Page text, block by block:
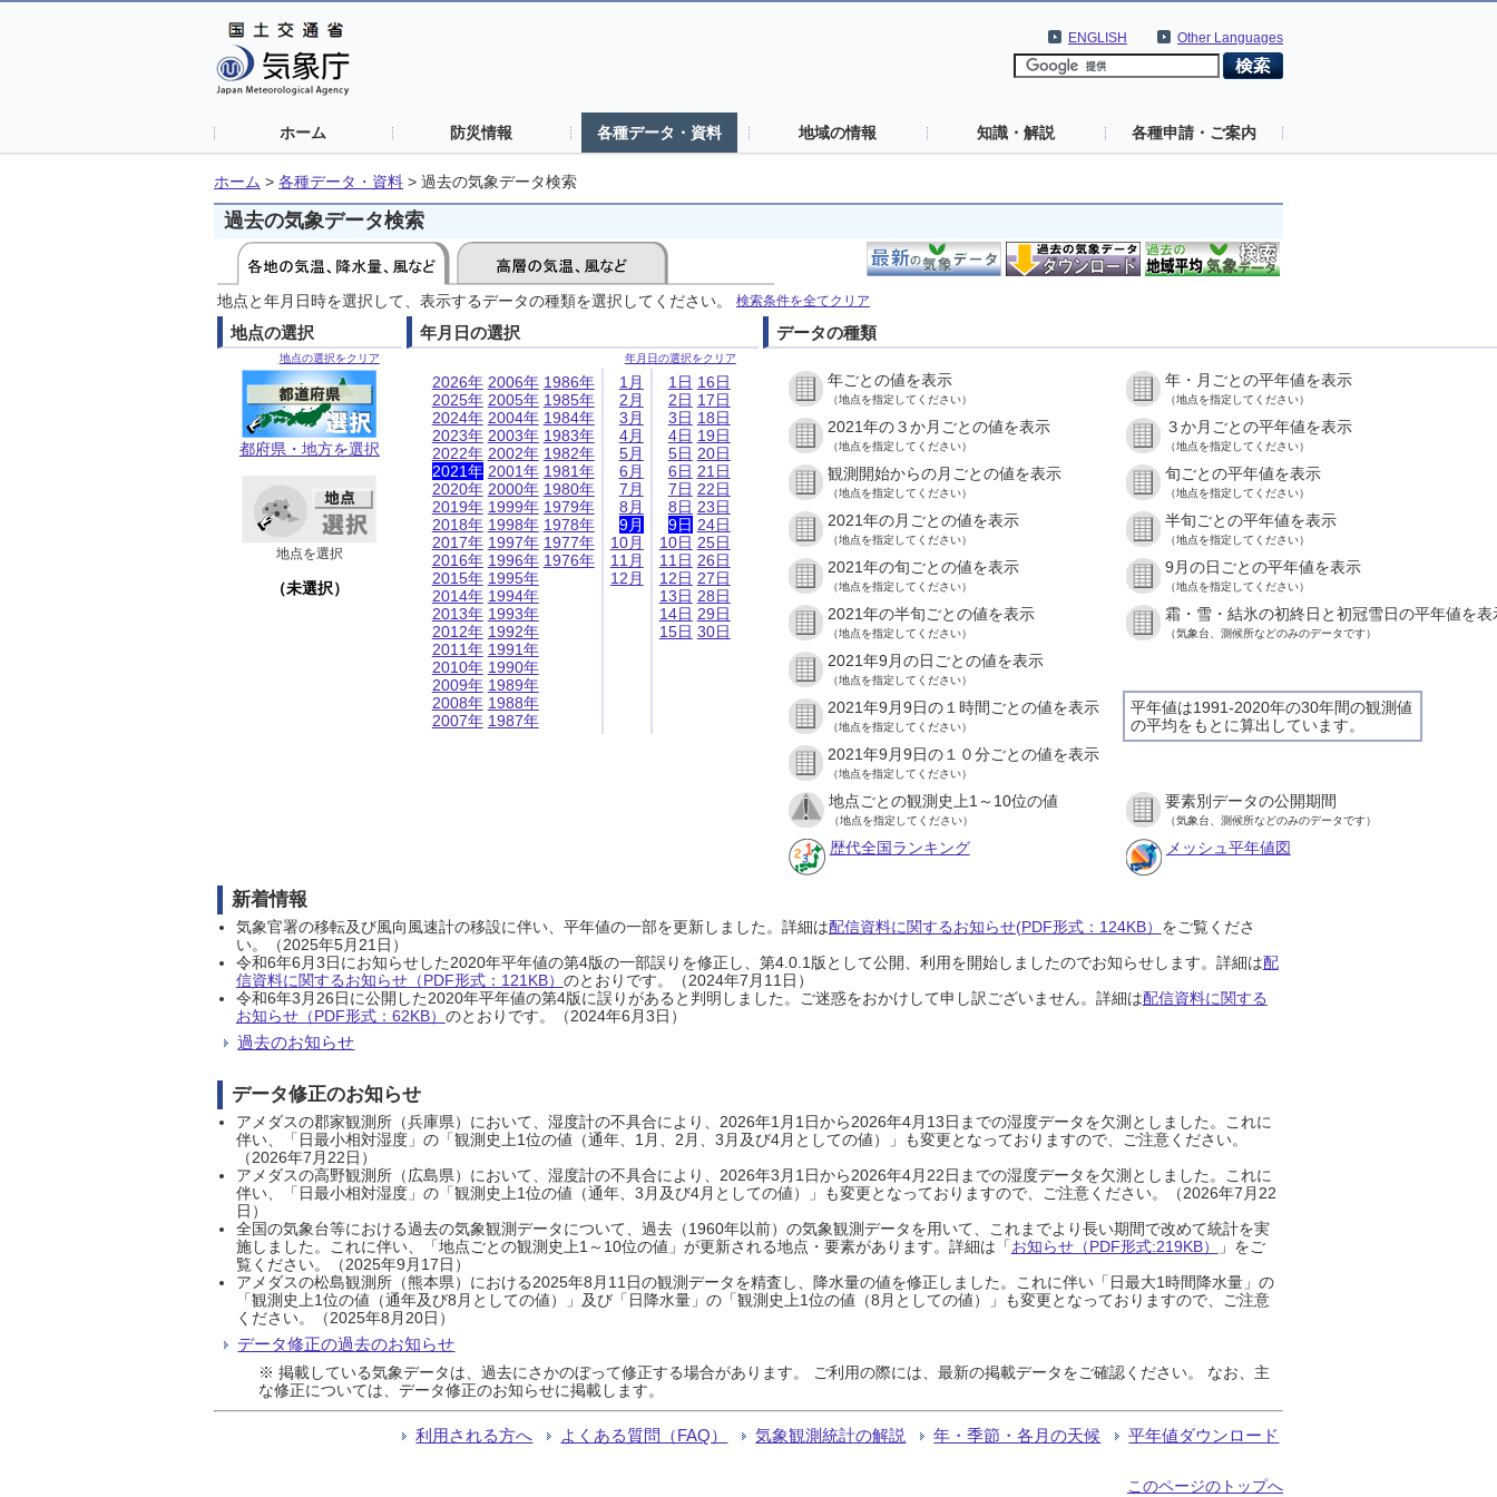
Other Languages
ENGLISH
ホーム 防災情報 各種データ・資料 地域の情報 知識・解説 各種申請・ご案内
ホーム > 各種データ・資料 > 過去の気象データ検索
過去の気象データ検索
地点と年月日時を選択して、表示するデータの種類を選択してください。 検索条件を全てクリア
地点の選択
地点の選択をクリア
都府県・地方を選択
地点を選択
（未選択）
年月日の選択
年月日の選択をクリア
2026年
2025年
2024年
2023年
2022年
2021年
2020年
2019年
2018年
2017年
2016年
2015年
2014年
2013年
2012年
2011年
2010年
2009年
2008年
2007年
2006年
2005年
2004年
2003年
2002年
2001年
2000年
1999年
1998年
1997年
1996年
1995年
1994年
1993年
1992年
1991年
1990年
1989年
1988年
1987年
1986年
1985年
1984年
1983年
1982年
1981年
1980年
1979年
1978年
1977年
1976年
1月
2月
3月
4月
5月
6月
7月
8月
9月
10月
11月
12月
1日
2日
3日
4日
5日
6日
7日
8日
9日
10日
11日
12日
13日
14日
15日
16日
17日
18日
19日
20日
21日
22日
23日
24日
25日
26日
27日
28日
29日
30日
データの種類
年ごとの値を表示
（地点を指定してください）
年・月ごとの平年値を表示
（地点を指定してください）
2021年の３か月ごとの値を表示
（地点を指定してください）
３か月ごとの平年値を表示
（地点を指定してください）
観測開始からの月ごとの値を表示
（地点を指定してください）
旬ごとの平年値を表示
（地点を指定してください）
2021年の月ごとの値を表示
（地点を指定してください）
半旬ごとの平年値を表示
（地点を指定してください）
2021年の旬ごとの値を表示
（地点を指定してください）
9月の日ごとの平年値を表示
（地点を指定してください）
2021年の半旬ごとの値を表示
（地点を指定してください）
霜・雪・結氷の初終日と初冠雪日の平年値を表
（気象台、測候所などのみのデータです）
2021年9月の日ごとの値を表示
（地点を指定してください）
平年値は1991-2020年の30年間の観測値
の平均をもとに算出しています。
2021年9月9日の１時間ごとの値を表示
（地点を指定してください）
2021年9月9日の１０分ごとの値を表示
（地点を指定してください）
地点ごとの観測史上1～10位の値
（地点を指定してください）
要素別データの公開期間
（気象台、測候所などのみのデータです）
歴代全国ランキング メッシュ平年値図
新着情報
気象官署の移転及び風向風速計の移設に伴い、平年値の一部を更新しました。詳細は配信資料に関するお知らせ(PDF形式：124KB） をご覧くださ
い。（2025年5月21日）
令和6年6月3日にお知らせした2020年平年値の第4版の一部誤りを修正し、第4.0.1版として公開、利用を開始しましたのでお知らせします。詳細は配
信資料に関するお知らせ（PDF形式：121KB） のとおりです。（2024年7月11日）
令和6年3月26日に公開した2020年平年値の第4版に誤りがあると判明しました。ご迷惑をおかけして申し訳ございません。詳細は配信資料に関する
お知らせ（PDF形式：62KB） のとおりです。（2024年6月3日）
過去のお知らせ
データ修正のお知らせ
アメダスの郡家観測所（兵庫県）において、湿度計の不具合により、2026年1月1日から2026年4月13日までの湿度データを欠測としました。これに
伴い、「日最小相対湿度」の「観測史上1位の値（通年、1月、2月、3月及び4月としての値）」も変更となっておりますので、ご注意ください。
（2026年7月22日）
アメダスの高野観測所（広島県）において、湿度計の不具合により、2026年3月1日から2026年4月22日までの湿度データを欠測としました。これに
伴い、「日最小相対湿度」の「観測史上1位の値（通年、3月及び4月としての値）」も変更となっておりますので、ご注意ください。（2026年7月22
日）
全国の気象台等における過去の気象観測データについて、過去（1960年以前）の気象観測データを用いて、これまでより長い期間で改めて統計を実
施しました。これに伴い、「地点ごとの観測史上1～10位の値」が更新される地点・要素があります。詳細は「お知らせ（PDF形式:219KB）
」をご
覧ください。（2025年9月17日）
アメダスの松島観測所（熊本県）における2025年8月11日の観測データを精査し、降水量の値を修正しました。これに伴い「日最大1時間降水量」の
「観測史上1位の値（通年及び8月としての値）」及び「日降水量」の「観測史上1位の値（8月としての値）」も変更となっておりますので、ご注意
ください。（2025年8月20日）
データ修正の過去のお知らせ
※ 掲載している気象データは、過去にさかのぼって修正する場合があります。 ご利用の際には、最新の掲載データをご確認ください。 なお、主
な修正については、データ修正のお知らせに掲載します。
利用される方へ よくある質問（FAQ） 気象観測統計の解説 年・季節・各月の天候 平年値ダウンロード
このページのトップへ